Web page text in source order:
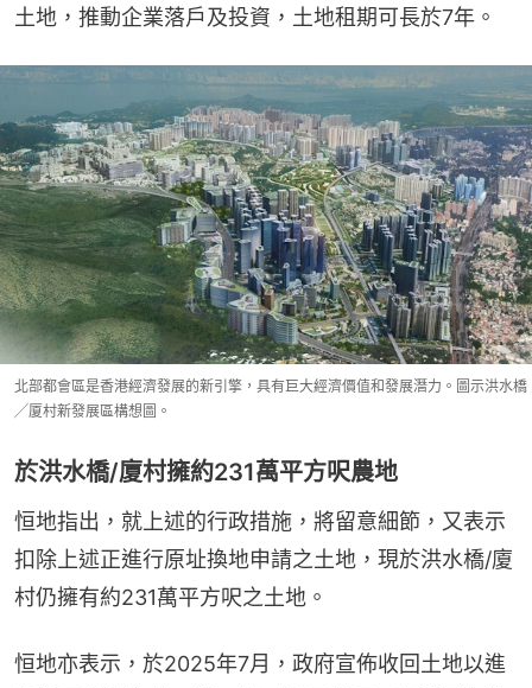
土地，推動企業落戶及投資，土地租期可⻑於7年。
北部都會區是香港經濟發展的新引擎，具有巨大經濟價值和發展潛力。圖示洪水橋
╱厦村新發展區構想圖。
於洪⽔橋/廈村擁約231萬平方呎農地
恒地指出，就上述的行政措施，將留意細節，又表示
扣除上述正進行原址換地申請之土地，現於洪⽔橋/廈
村仍擁有約231萬平方呎之土地。
恒地亦表示，於2025年7⽉，政府宣佈收回土地以進